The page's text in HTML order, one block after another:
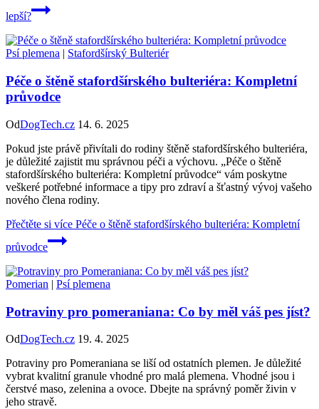
lepší?
Psí plemena | Stafordšírský Bulteriér
Péče o štěně stafordšírského bulteriéra: Kompletní
průvodce
OdDogTech.cz 14. 6. 2025
Pokud jste právě přivítali do rodiny štěně stafordšírského bulteriéra,
je důležité zajistit mu správnou péči a výchovu. „Péče o štěně
stafordšírského bulteriéra: Kompletní průvodce“ vám poskytne
veškeré potřebné informace a tipy pro zdraví a šťastný vývoj vašeho
nového člena rodiny.
Přečtěte si více Péče o štěně stafordšírského bulteriéra: Kompletní
průvodce
Pomerian | Psí plemena
Potraviny pro pomeraniana: Co by měl váš pes jíst?
OdDogTech.cz 19. 4. 2025
Potraviny pro Pomeraniana se liší od ostatních plemen. Je důležité
vybrat kvalitní granule vhodné pro malá plemena. Vhodné jsou i
čerstvé maso, zelenina a ovoce. Dbejte na správný poměr živin v
jeho stravě.